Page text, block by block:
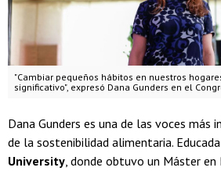
"Cambiar pequeños hábitos en nuestros
significativo", expresó Dana Gunders en el
Dana Gunders es una de las voces más
de la sostenibilidad alimentaria.
University, donde obtuvo un Máster en